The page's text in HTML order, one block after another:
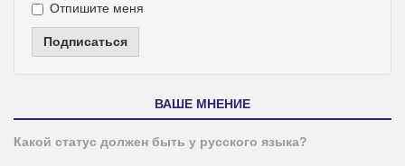
Отпишите меня
Подписаться
ВАШЕ МНЕНИЕ
Какой статус должен быть у русского языка?